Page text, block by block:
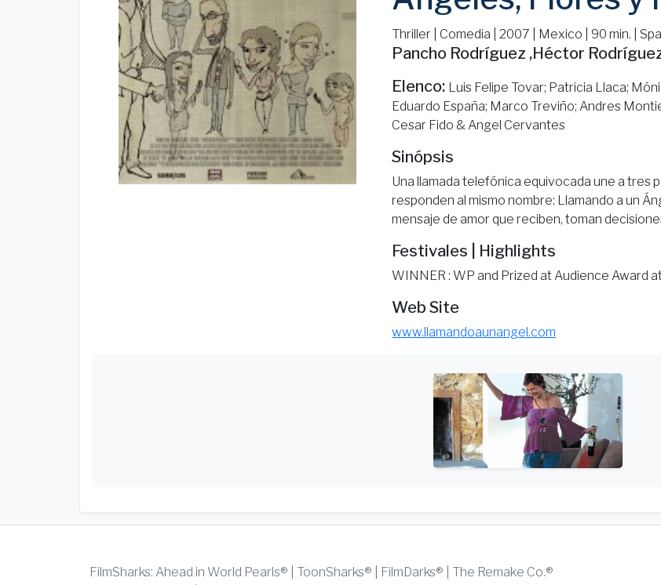
Thriller | Comedia | 2007 | Mexico | 90 min. |
Pancho Rodríguez ,Héctor
Elenco: Luis Felipe Tovar; Patricia Llaca;
Eduardo España; Marco Treviño; Andres
Cesar Fido & Angel Cervantes
Sinópsis
Una llamada telefónica equivocada une a tres
responden al mismo nombre: Llamando a un
mensaje de amor que reciben, toman
Festivales | Highlights
WINNER : WP and Prized at Audience Award
Web Site
www.llamandoaunangel.com
FilmSharks: Ahead in World Pearls® | ToonSharks® | FilmDarks® | The Remake Co.®